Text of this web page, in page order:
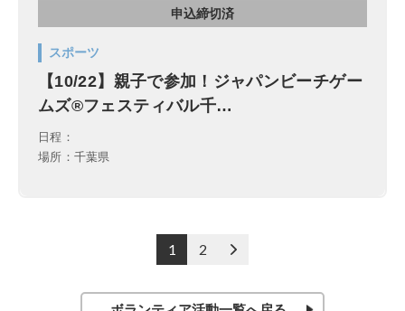
申込締切済
スポーツ
【10/22】親子で参加！ジャパンビーチゲー
ムズ®フェスティバル千…
日程：
場所：千葉県
1 2 >